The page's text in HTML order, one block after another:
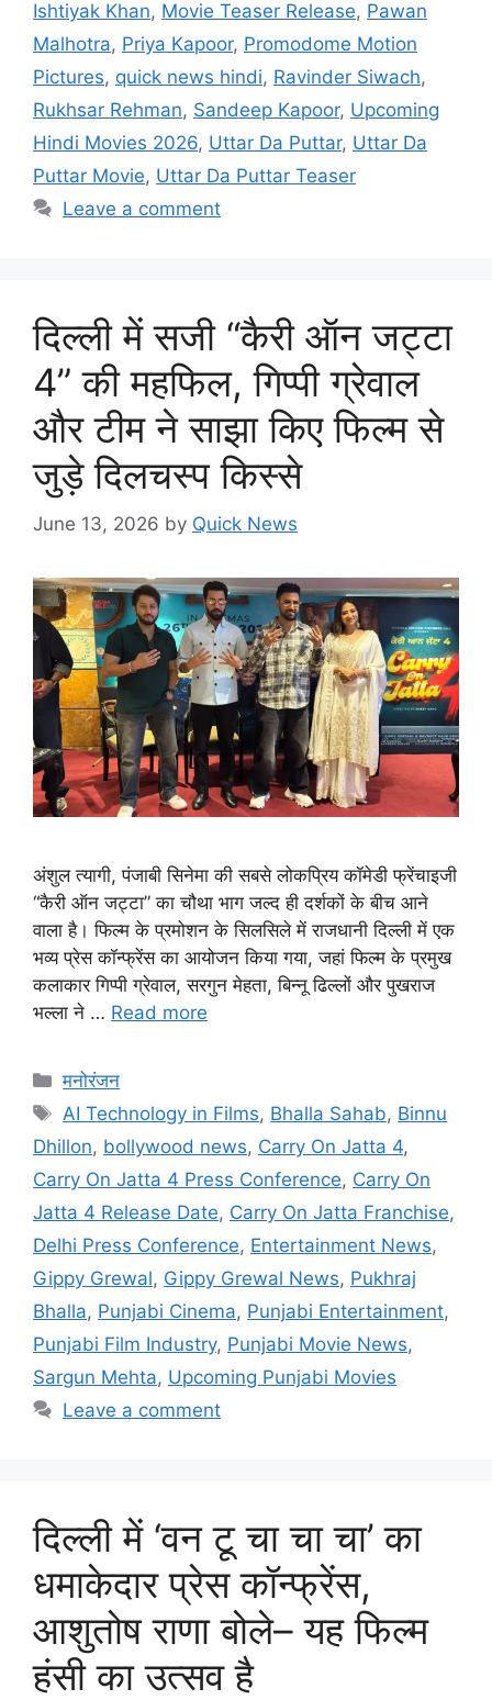
Ishtiyak Khan, Movie Teaser Release, Pawan
Malhotra, Priya Kapoor, Promodome Motion
Pictures, quick news hindi, Ravinder Siwach,
Rukhsar Rehman, Sandeep Kapoor, Upcoming
Hindi Movies 2026, Uttar Da Puttar, Uttar Da
Puttar Movie, Uttar Da Puttar Teaser
Leave a comment
दिल्ली में सजी “कैरी ऑन जट्टा
4” की महफिल, गिप्पी ग्रेवाल
और टीम ने साझा किए फिल्म से
जुड़े दिलचस्प किस्से
June 13, 2026 by Quick News
अंशुल त्यागी, पंजाबी सिनेमा की सबसे लोकप्रिय कॉमेडी फ्रेंचाइजी
“कैरी ऑन जट्टा” का चौथा भाग जल्द ही दर्शकों के बीच आने
वाला है। फिल्म के प्रमोशन के सिलसिले में राजधानी दिल्ली में एक
भव्य प्रेस कॉन्फ्रेंस का आयोजन किया गया, जहां फिल्म के प्रमुख
कलाकार गिप्पी ग्रेवाल, सरगुन मेहता, बिन्नू ढिल्लों और पुखराज
भल्ला ने … Read more
मनोरंजन
AI Technology in Films, Bhalla Sahab, Binnu
Dhillon, bollywood news, Carry On Jatta 4,
Carry On Jatta 4 Press Conference, Carry On
Jatta 4 Release Date, Carry On Jatta Franchise,
Delhi Press Conference, Entertainment News,
Gippy Grewal, Gippy Grewal News, Pukhraj
Bhalla, Punjabi Cinema, Punjabi Entertainment,
Punjabi Film Industry, Punjabi Movie News,
Sargun Mehta, Upcoming Punjabi Movies
Leave a comment
दिल्ली में ‘वन टू चा चा चा’ का
धमाकेदार प्रेस कॉन्फ्रेंस,
आशुतोष राणा बोले– यह फिल्म
हंसी का उत्सव है